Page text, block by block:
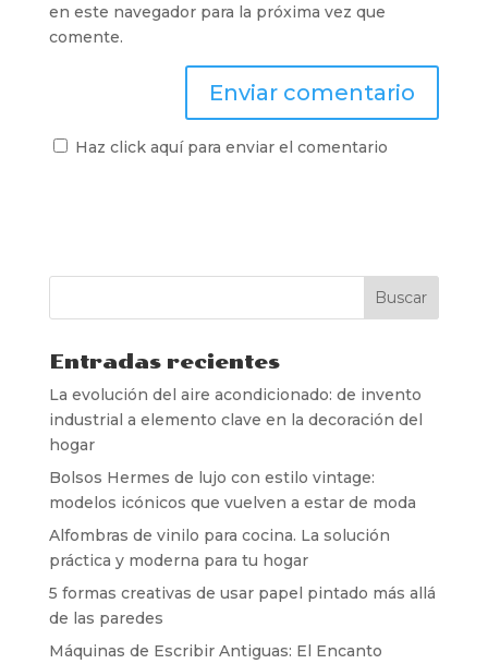
en este navegador para la próxima vez que
comente.
Haz click aquí para enviar el comentario
Entradas recientes
La evolución del aire acondicionado: de invento
industrial a elemento clave en la decoración del
hogar
Bolsos Hermes de lujo con estilo vintage:
modelos icónicos que vuelven a estar de moda
Alfombras de vinilo para cocina. La solución
práctica y moderna para tu hogar
5 formas creativas de usar papel pintado más allá
de las paredes
Máquinas de Escribir Antiguas: El Encanto